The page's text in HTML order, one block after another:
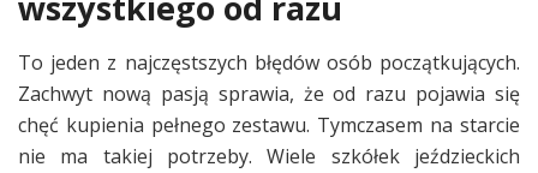
To jeden z najczęstszych błędów osób początkujących.
Zachwyt nową pasją sprawia, że od razu pojawia się
chęć kupienia pełnego zestawu. Tymczasem na starcie
nie ma takiej potrzeby. Wiele szkółek jeździeckich